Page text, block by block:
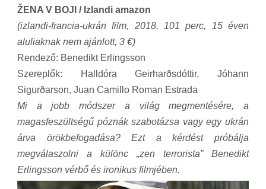
ŽENA V BOJI / Izlandi amazon
(izlandi-francia-ukrán film, 2018, 101 perc, 15 éven
aluliaknak nem ajánlott, 3 €)
Rendező: Benedikt Erlingsson
Szereplők: Halldóra Geirharðsdóttir, Jóhann
Sigurðarson, Juan Camillo Roman Estrada
Mi a jobb módszer a világ megmentésére, a
magasfeszültségű póznák szabotázsa vagy egy ukrán
árva örökbefogadása? Ezt a kérdést próbálja
megválaszolni a különc „zen terrorista” Benedikt
Erlingsson vérbő és ironikus filmjében.